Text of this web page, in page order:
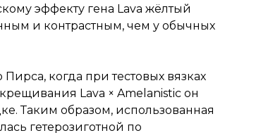
эффекту гена Lava жёлтый
и контрастным, чем у обычных
когда при тестовых вязках
Lava × Amelanistic он
Таким образом, использованная
гетерозиготной по